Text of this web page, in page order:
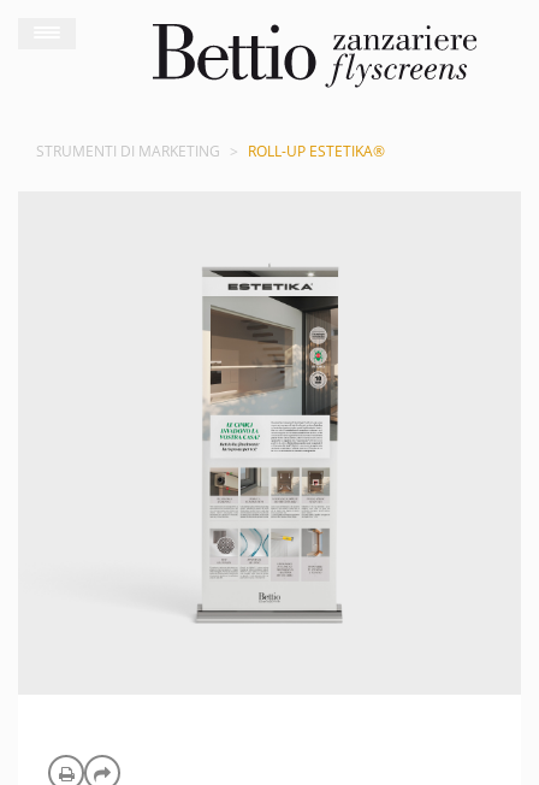
STRUMENTI DI MARKETING ROLL-UP ESTETIKA®